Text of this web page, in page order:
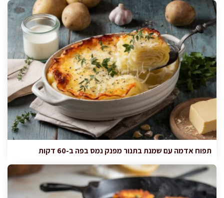
תפוח אדמה עם שמנת בתנור מפנק נמס בפה ב-60 דקות